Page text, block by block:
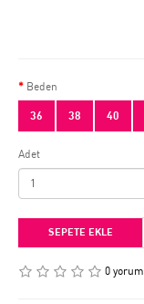
Beden
36 38 40
Adet
SEPETE EKLE
0 yorum